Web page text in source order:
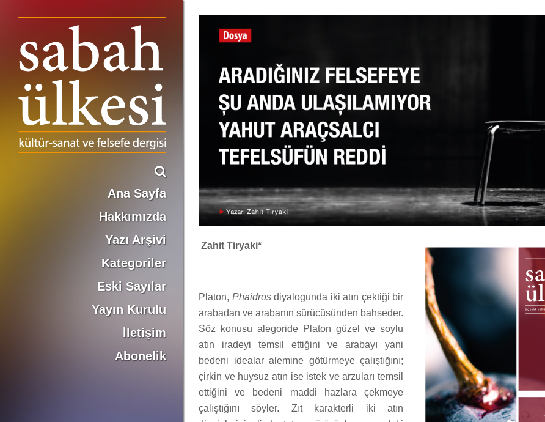
Ana Sayfa
Hakkımızda
Yazı Arşivi
Kategoriler
Eski Sayılar
Yayın Kurulu
İletişim
Abonelik
Zahit Tiryaki*
Platon, Phaidrosdiyalogunda iki atın çektiği bir
arabadan ve arabanın sürücüsünden bahseder.
Söz konusu alegoride Platon güzel ve soylu
atın iradeyi temsil ettiğini ve arabayı yani
bedeni idealar alemine götürmeye çalıştığını;
çirkin ve huysuz atın ise istek ve arzuları temsil
ettiğini ve bedeni maddi hazlara çekmeye
çalıştığını söyler. Zıt karakterli iki atın